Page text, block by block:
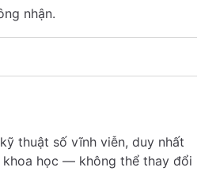
nhận.
thuật số vĩnh viễn, duy nhất
học — không thể thay đổi